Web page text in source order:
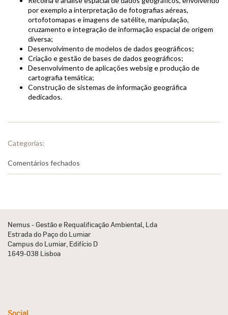
por exemplo a interpretação de fotografias aéreas,
ortofotomapas e imagens de satélite, manipulação,
cruzamento e integração de informação espacial de origem
diversa;
Desenvolvimento de modelos de dados geográficos;
Criação e gestão de bases de dados geográficos;
Desenvolvimento de aplicações websig e produção de
cartografia temática;
Construção de sistemas de informação geográfica
dedicados.
Categorias:
Comentários fechados
Outros
Nemus - Gestão e Requalificação Ambiental, Lda
Estrada do Paço do Lumiar
Campus do Lumiar, Edifício D
1649-038 Lisboa
Social